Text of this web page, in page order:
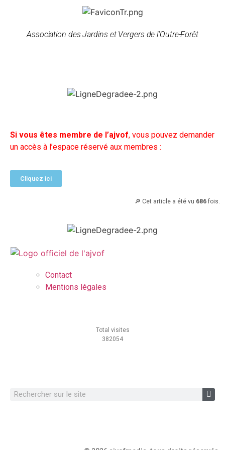
Association des Jardins et Vergers de l’Outre-Forêt
Si vous êtes membre de l’ajvof, vous pouvez demander
un accès à l’espace réservé aux membres :
Cliquez ici
🔎 Cet article a été vu 686 fois.
Contact
Mentions légales
Total visites
382054